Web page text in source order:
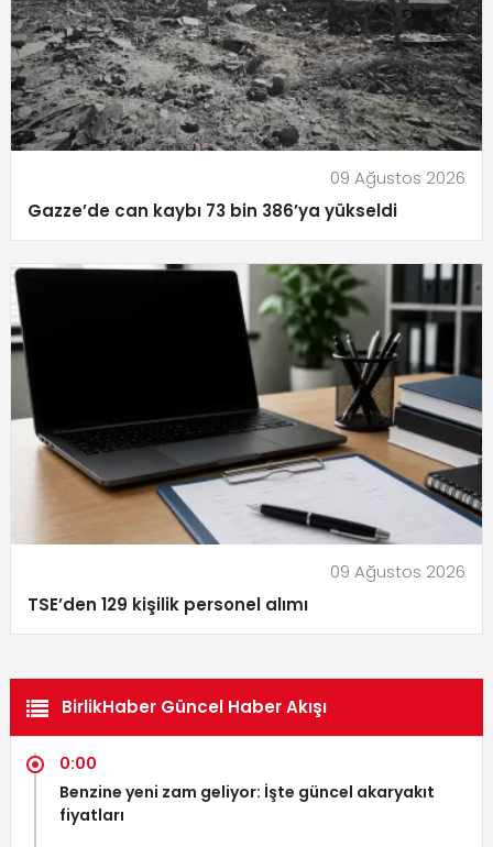
09 Ağustos 2026
Gazze’de can kaybı 73 bin 386’ya yükseldi
09 Ağustos 2026
TSE’den 129 kişilik personel alımı
BirlikHaber Güncel Haber Akışı
0:00
Benzine yeni zam geliyor: İşte güncel akaryakıt
fiyatları